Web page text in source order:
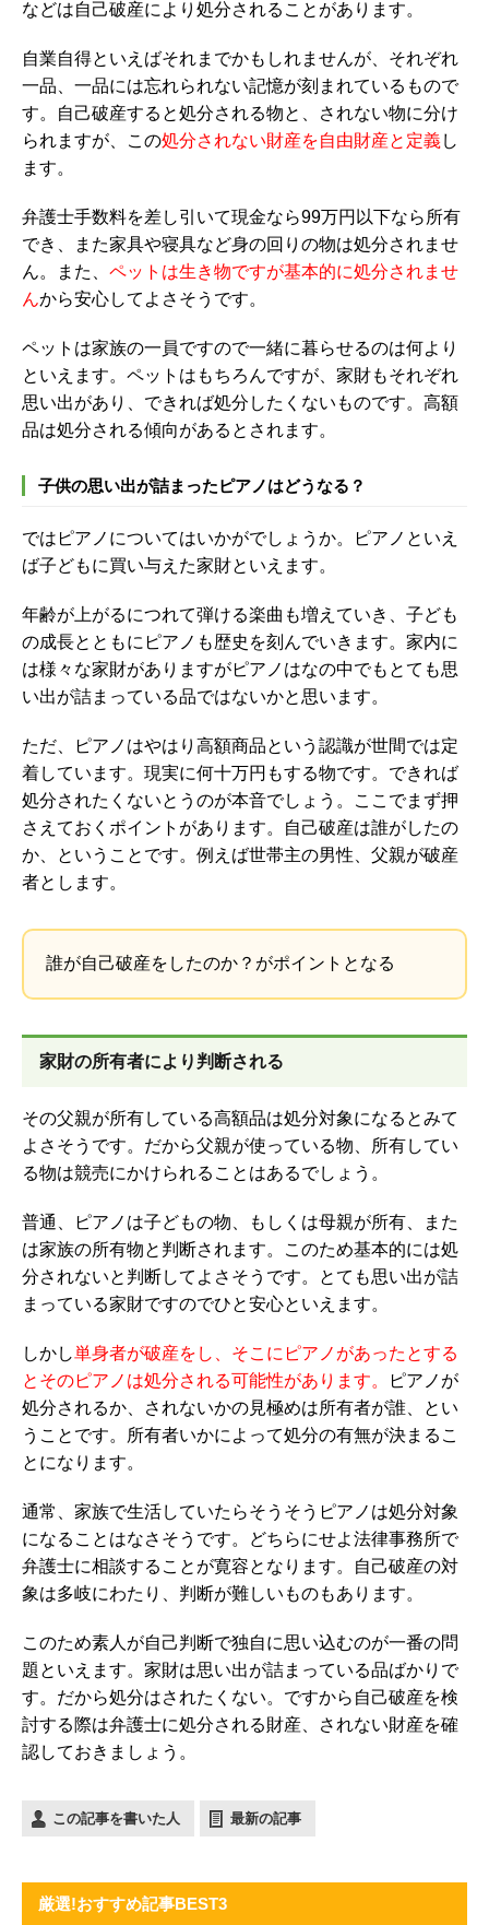
などは自己破産により処分されることがあります。
自業自得といえばそれまでかもしれませんが、それぞれ
一品、一品には忘れられない記憶が刻まれているもので
す。自己破産すると処分される物と、されない物に分け
られますが、この処分されない財産を自由財産と定義し
ます。
弁護士手数料を差し引いて現金なら99万円以下なら所有
でき、また家具や寝具など身の回りの物は処分されませ
ん。また、 ペットは生き物ですが基本的に処分されませ
んから安心してよさそうです。
ペットは家族の一員ですので一緒に暮らせるのは何より
といえます。ペットはもちろんですが、家財もそれぞれ
思い出があり、できれば処分したくないものです。高額
品は処分される傾向があるとされます。
子供の思い出が詰まったピアノはどうなる？
ではピアノについてはいかがでしょうか。ピアノといえ
ば子どもに買い与えた家財といえます。
年齢が上がるにつれて弾ける楽曲も増えていき、子ども
の成長とともにピアノも歴史を刻んでいきます。家内に
は様々な家財がありますがピアノはなの中でもとても思
い出が詰まっている品ではないかと思います。
ただ、ピアノはやはり高額商品という認識が世間では定
着しています。現実に何十万円もする物です。できれば
処分されたくないとうのが本音でしょう。ここでまず押
さえておくポイントがあります。自己破産は誰がしたの
か、ということです。例えば世帯主の男性、父親が破産
者とします。
誰が自己破産をしたのか？がポイントとなる
家財の所有者により判断される
その父親が所有している高額品は処分対象になるとみて
よさそうです。だから父親が使っている物、所有してい
る物は競売にかけられることはあるでしょう。
普通、ピアノは子どもの物、もしくは母親が所有、また
は家族の所有物と判断されます。このため基本的には処
分されないと判断してよさそうです。とても思い出が詰
まっている家財ですのでひと安心といえます。
しかし単身者が破産をし、そこにピアノがあったとする
とそのピアノは処分される可能性があります。
ピアノが
処分されるか、されないかの見極めは所有者が誰、とい
うことです。所有者いかによって処分の有無が決まるこ
とになります。
通常、家族で生活していたらそうそうピアノは処分対象
になることはなさそうです。どちらにせよ法律事務所で
弁護士に相談することが寛容となります。自己破産の対
象は多岐にわたり、判断が難しいものもあります。
このため素人が自己判断で独自に思い込むのが一番の問
題といえます。家財は思い出が詰まっている品ばかりで
す。だから処分はされたくない。ですから自己破産を検
討する際は弁護士に処分される財産、されない財産を確
認しておきましょう。
この記事を書いた人 最新の記事
厳選!おすすめ記事BEST3